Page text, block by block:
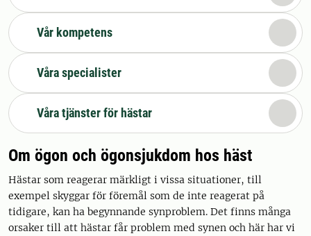
Vår kompetens
Våra specialister
Våra tjänster för hästar
Om ögon och ögonsjukdom hos häst
Hästar som reagerar märkligt i vissa situationer, till
exempel skyggar för föremål som de inte reagerat på
tidigare, kan ha begynnande synproblem. Det finns många
orsaker till att hästar får problem med synen och här har vi